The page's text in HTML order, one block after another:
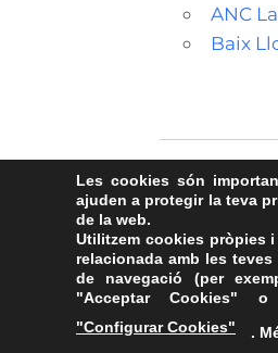
ANC
Baix
Les cookies són
ajuden a protegir la teva
de la web.
Utilitzem cookies pròpies
relacionada amb les
de navegació (per
"Acceptar Cookies"
"Configurar Cookies"
.